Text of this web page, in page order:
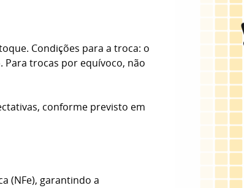
Condições para a troca: o
trocas por equívoco, não
conforme previsto em
(NFe), garantindo a